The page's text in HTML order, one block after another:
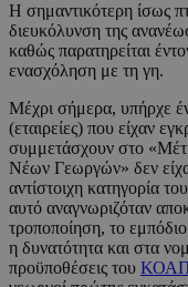
Η σημαντικότερη ίσως
διευκόλυνση της
καθώς παρατηρείται
ενασχόληση με τη γη.
Μέχρι σήμερα, υπήρχε
(εταιρείες) που είχαν
συμμετάσχουν στο
Νέων Γεωργών» δεν
αντίστοιχη κατηγορία
αυτό αναγνωριζόταν
τροποποίηση, το
η δυνατότητα και στα
προϋποθέσεις του